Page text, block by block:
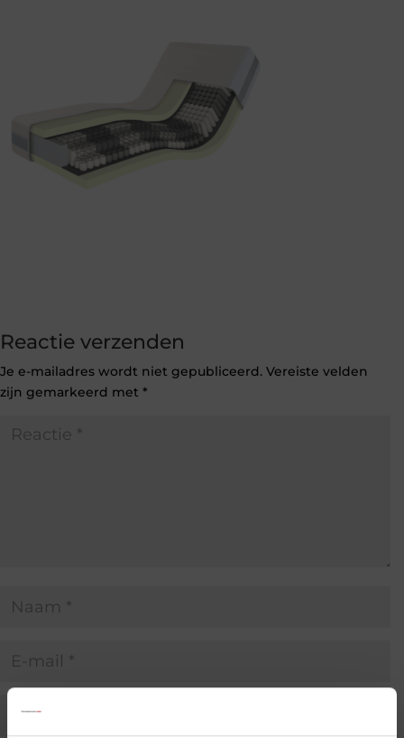
Reactie verzenden
Je e-mailadres wordt niet gepubliceerd. Vereiste velden
zijn gemarkeerd met *